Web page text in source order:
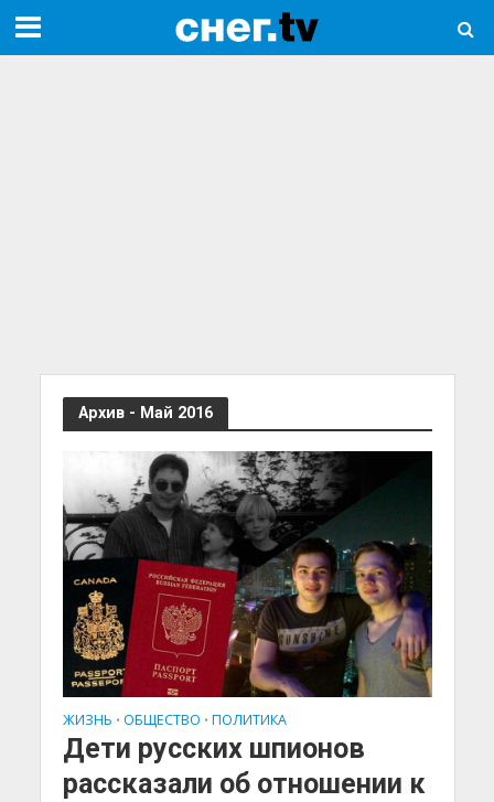
Архив - Май 2016
ЖИЗНЬ • ОБЩЕСТВО • ПОЛИТИКА
Дети русских шпионов
рассказали об отношении к